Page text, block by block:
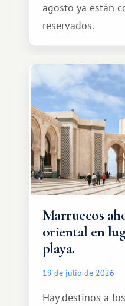
agosto ya están
reservados.
Marruecos
oriental en
playa.
19 de julio de 2026
Hay destinos a